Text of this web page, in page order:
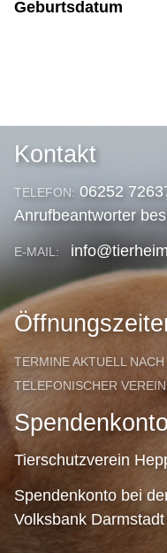
Geburtsdatum
Kontakt
TELEFON: 06252
Anrufbeantworter
E-MAIL:
TERMINE AKTUELL NACH
TELEFONISCHER
Spendenkonto
Tierschutzverein
Spendenkonto bei
Volksbank